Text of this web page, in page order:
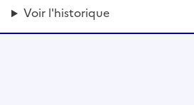
Voir l'historique